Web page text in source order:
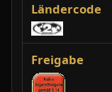
Ländercode
Freigabe